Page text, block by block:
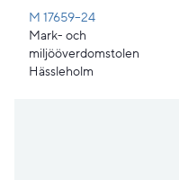
M 17659–24
Mark- och
miljööverdomstolen
Hässleholm